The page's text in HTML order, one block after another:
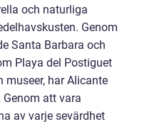
och naturliga
Genom
Santa Barbara och
Playa del Postiguet
har Alicante
att vara
av varje sevärdhet